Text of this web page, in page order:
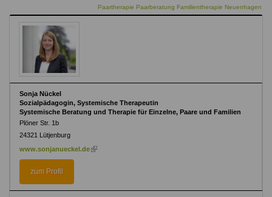
Paartherapie Paarberatung Familientherapie Neuenhagen
Sonja Nückel
Sozialpädagogin, Systemische Therapeutin
Systemische Beratung und Therapie für Einzelne, Paare und Familien
Plöner Str. 1b
24321 Lütjenburg
www.sonjanueckel.de (link
zum Profil